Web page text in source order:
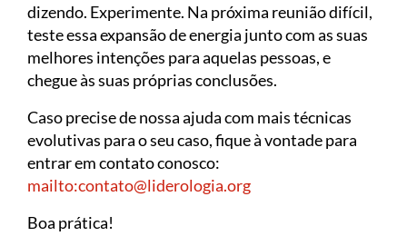
dizendo. Experimente. Na próxima reunião difícil,
teste essa expansão de energia junto com as suas
melhores intenções para aquelas pessoas, e
chegue às suas próprias conclusões.
Caso precise de nossa ajuda com mais técnicas
evolutivas para o seu caso, fique à vontade para
entrar em contato conosco:
mailto:contato@liderologia.org
Boa prática!